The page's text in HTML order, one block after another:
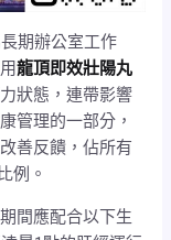
期辦公室工作
龍頂即效壯陽丸
狀態，連帶影響
管理的一部分，
善反饋，佔所有
例。
間應配合以下生